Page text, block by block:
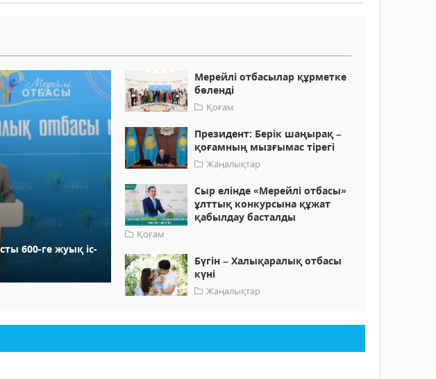
600-ге жуық іс-
Мерейлі отбасылар құрметке
бөленді
Қоғам
Президент: Берік шаңырақ –
қоғамның мызғымас тірегі
Жаңалықтар
Сыр елінде «Мерейлі отбасы»
ұлттық конкурсына құжат
қабылдау басталды
Қоғам
Бүгін – Халықаралық отбасы
күні
Жаңалықтар